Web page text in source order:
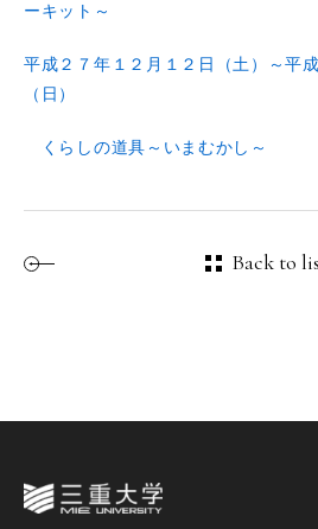
ーキット～
平成２７年１２月１２日（土）～平
（日）
くらしの道具～いまむかし～
Back to